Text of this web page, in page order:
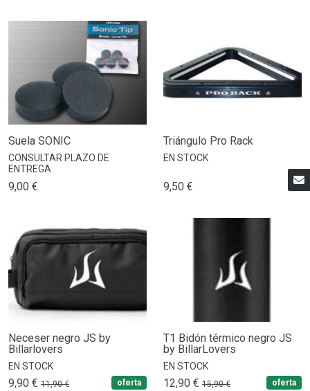
Suela SONIC
CONSULTAR PLAZO DE
ENTREGA
9,00 €
Triángulo Pro Rack
EN STOCK
9,50 €
Neceser negro JS by
Billarlovers
EN STOCK
9,90 € 11,90 € oferta
T1 Bidón térmico negro JS
by BillarLovers
EN STOCK
12,90 € 15,90 € oferta